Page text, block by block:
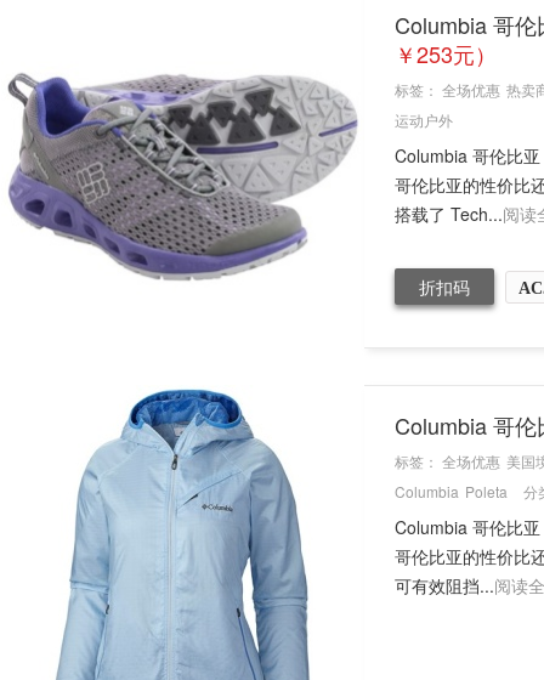
Columbia 哥
￥253元）
标签： 全场优惠 热卖
运动户外
Columbia 哥伦比
哥伦比亚的性价比
搭载了 Tech...阅读
折扣码
Columbia 哥
标签： 全场优惠 美国
Columbia Poleta 分
Columbia 哥伦比
哥伦比亚的性价比
可有效阻挡...阅读